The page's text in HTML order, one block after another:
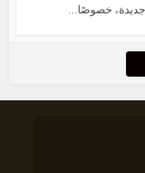
خصوصًا...